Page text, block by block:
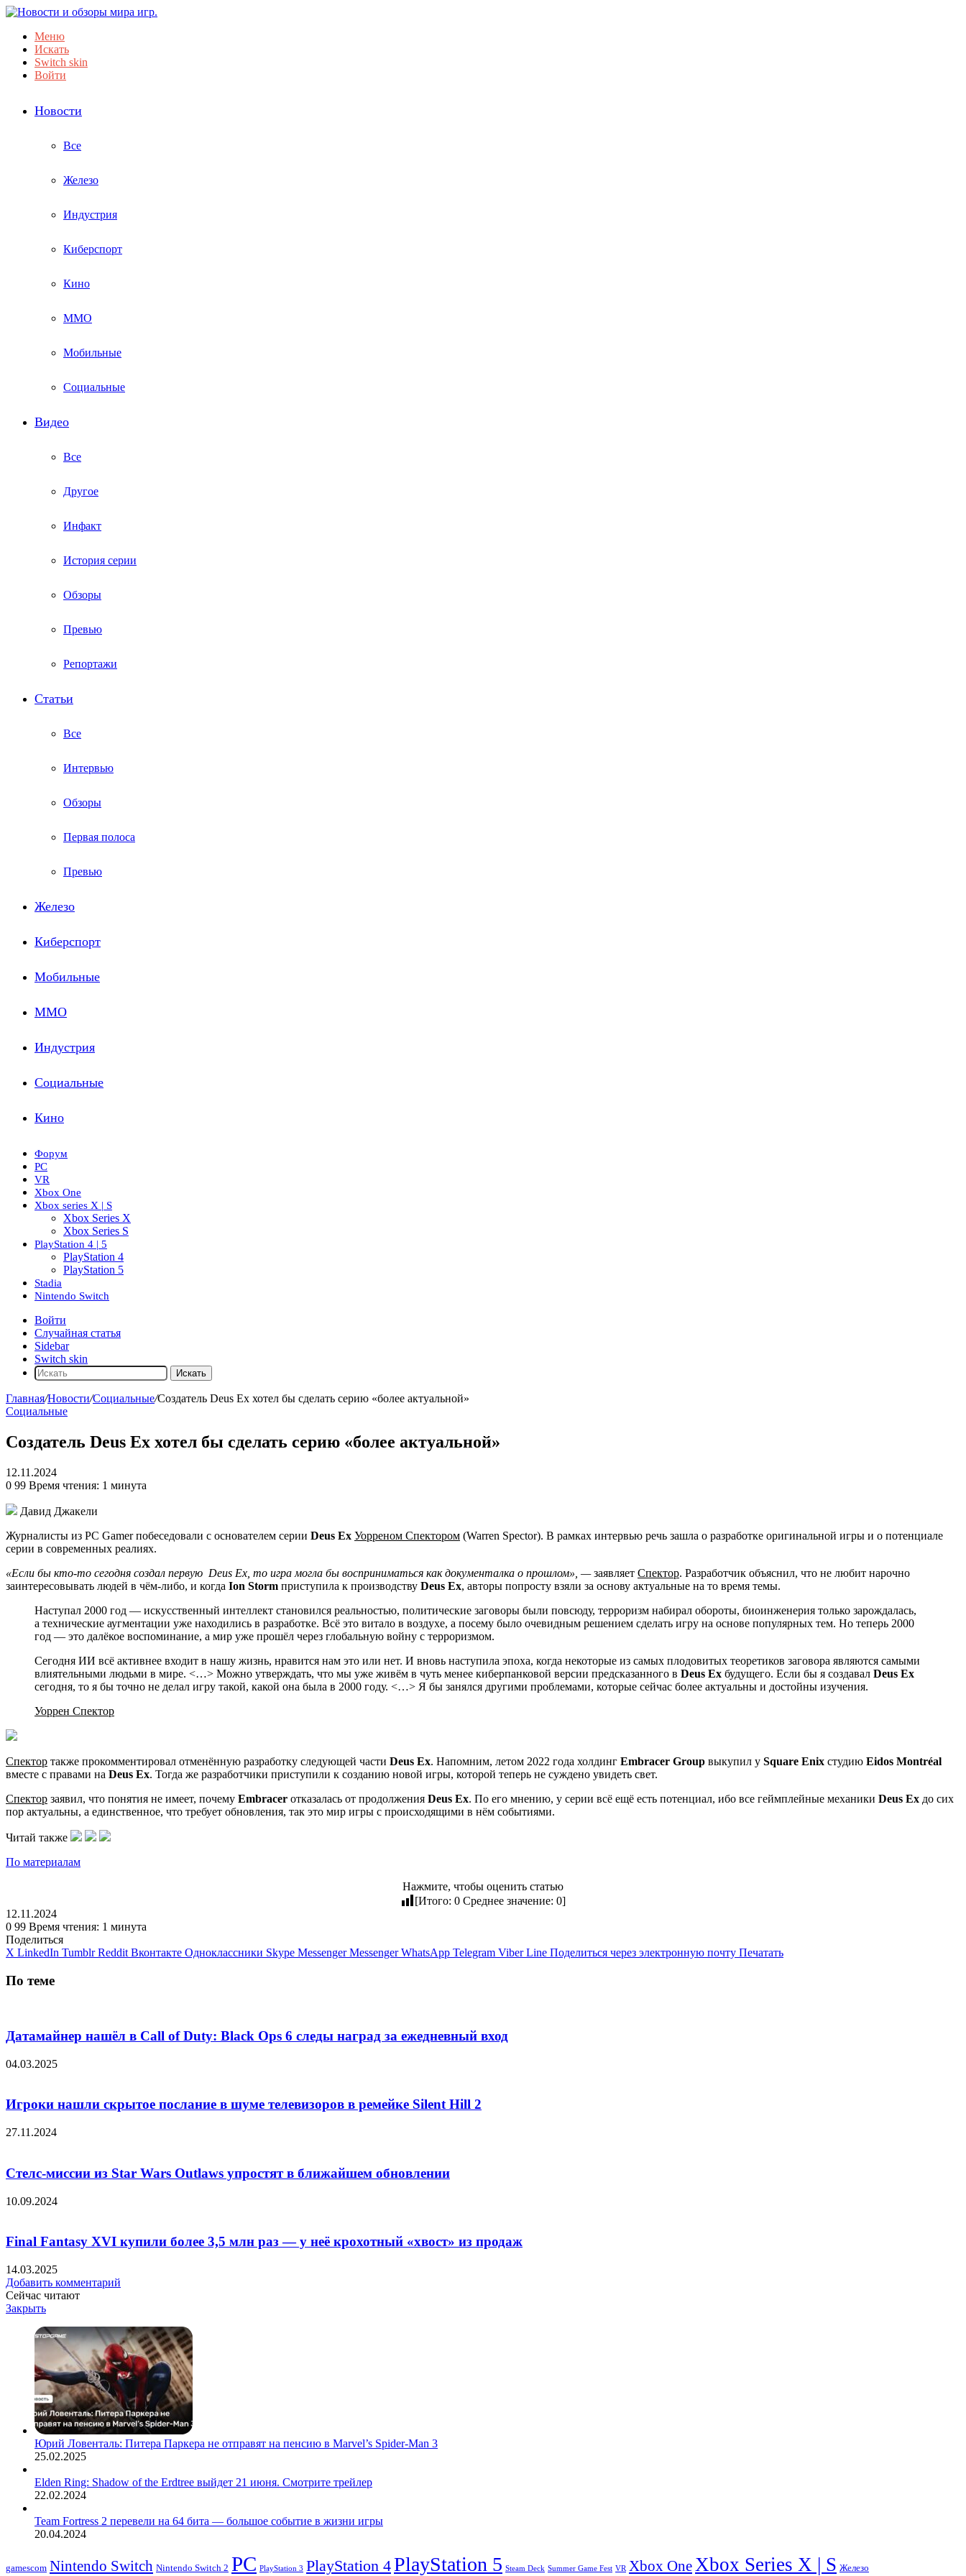
Меню
Искать
Switch skin
Войти
Новости
Все
Железо
Индустрия
Киберспорт
Кино
ММО
Мобильные
Социальные
Видео
Все
Другое
Инфакт
История серии
Обзоры
Превью
Репортажи
Статьи
Все
Интервью
Обзоры
Первая полоса
Превью
Железо
Киберспорт
Мобильные
ММО
Индустрия
Социальные
Кино
Форум
PC
VR
Xbox One
Xbox series X | S
Xbox Series X
Xbox Series S
PlayStation 4 | 5
PlayStation 4
PlayStation 5
Stadia
Nintendo Switch
Войти
Случайная статья
Sidebar
Switch skin
Искать
Главная/Новости/Социальные/Создатель Deus Ex хотел бы сделать серию «более актуальной»
Социальные
Создатель Deus Ex хотел бы сделать серию «более актуальной»
12.11.2024
0 99 Время чтения: 1 минута
Давид Джакели
Журналисты из PC Gamer побеседовали с основателем серии Deus Ex Уорреном Спектором (Warren Spector). В рамках интервью речь зашла о разработке оригинальной игры и о потенциале
серии в современных реалиях.
«Если бы кто-то сегодня создал первую Deus Ex , то игра могла бы восприниматься как документалка о прошлом», —заявляет Спектор. Разработчик объяснил, что не любит нарочно
заинтересовывать людей в чём-либо, и когда Ion Storm приступила к производству Deus Ex, авторы попросту взяли за основу актуальные на то время темы.
Наступал 2000 год — искусственный интеллект становился реальностью, политические заговоры были повсюду, терроризм набирал обороты, биоинженерия только зарождалась,
а технические аугментации уже находились в разработке. Всё это витало в воздухе, а посему было очевидным решением сделать игру на основе популярных тем. Но теперь 2000
год — это далёкое воспоминание, а мир уже прошёл через глобальную войну с терроризмом.
Сегодня ИИ всё активнее входит в нашу жизнь, нравится нам это или нет. И вновь наступила эпоха, когда некоторые из самых плодовитых теоретиков заговора являются самыми
влиятельными людьми в мире. <…> Можно утверждать, что мы уже живём в чуть менее киберпанковой версии предсказанного в Deus Ex будущего. Если бы я создавал Deus Ex
сегодня, то я бы точно не делал игру такой, какой она была в 2000 году. <…> Я бы занялся другими проблемами, которые сейчас более актуальны и достойны изучения.
Уоррен Спектор
Спектор также прокомментировал отменённую разработку следующей части Deus Ex. Напомним, летом 2022 года холдинг Embracer Group выкупил у Square Enix студию Eidos Montréal
вместе с правами на Deus Ex. Тогда же разработчики приступили к созданию новой игры, которой теперь не суждено увидеть свет.
Спектор заявил, что понятия не имеет, почему Embracer отказалась от продолжения Deus Ex. По его мнению, у серии всё ещё есть потенциал, ибо все геймплейные механики Deus Ex до сих
пор актуальны, а единственное, что требует обновления, так это мир игры с происходящими в нём событиями.
Читай также
По материалам
Нажмите, чтобы оценить статью
[Итого: 0 Среднее значение: 0]
12.11.2024
0 99 Время чтения: 1 минута
Поделиться
X LinkedIn Tumblr Reddit Вконтакте Одноклассники Skype Messenger Messenger WhatsApp Telegram Viber Line Поделиться через электронную почту Печатать
По теме
Датамайнер нашёл в Call of Duty: Black Ops 6 следы наград за ежедневный вход
04.03.2025
Игроки нашли скрытое послание в шуме телевизоров в ремейке Silent Hill 2
27.11.2024
Стелс-миссии из Star Wars Outlaws упростят в ближайшем обновлении
10.09.2024
Final Fantasy XVI купили более 3,5 млн раз — у неё крохотный «хвост» из продаж
14.03.2025
Добавить комментарий
Сейчас читают
Закрыть
Юрий Ловенталь: Питера Паркера не отправят на пенсию в Marvel’s Spider-Man 3
25.02.2025
Elden Ring: Shadow of the Erdtree выйдет 21 июня. Смотрите трейлер
22.02.2024
Team Fortress 2 перевели на 64 бита — большое событие в жизни игры
20.04.2024
gamescom Nintendo Switch Nintendo Switch 2 PC PlayStation 3 PlayStation 4PlayStation 5 Steam Deck Summer Game Fest VR Xbox OneXbox Series X | S Железо